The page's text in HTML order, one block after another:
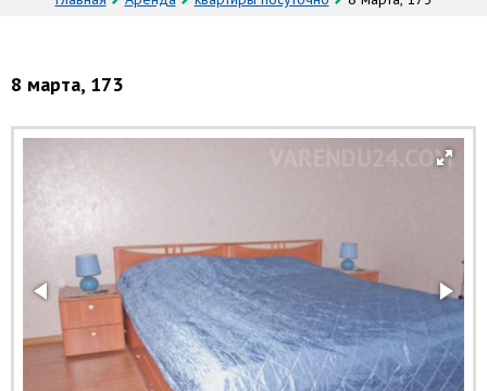
8 марта, 173